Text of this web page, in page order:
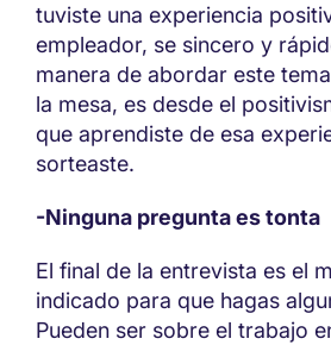
tuviste una experiencia
empleador, se sincero y
manera de abordar este
la mesa, es desde el
que aprendiste de esa
sorteaste.
-Ninguna pregunta es tonta
El final de la entrevista es el
indicado para que hagas
Pueden ser sobre el trabajo